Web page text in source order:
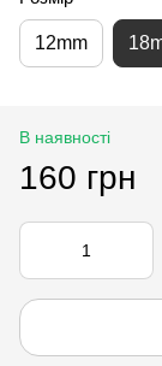
12mm
В наявності
160 грн